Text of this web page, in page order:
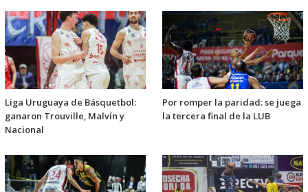
Liga Uruguaya de Básquetbol:
ganaron Trouville, Malvín y
Nacional
Por romper la paridad: se juega
la tercera final de la LUB